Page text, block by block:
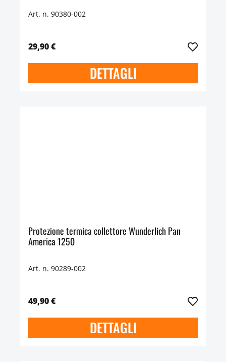
Art. n. 90380-002
29,90 €
DETTAGLI
Protezione termica collettore Wunderlich Pan
America 1250
Art. n. 90289-002
49,90 €
DETTAGLI